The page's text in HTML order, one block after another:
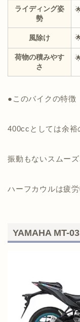
ライディング姿
勢
風除け
荷物の積みやす
さ
●このバイクの特徴
400ccとしては余裕
振動もないスムー
ハーフカウルは疲
YAMAHA MT-03